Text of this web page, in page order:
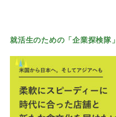
就活生のための「企業探検隊」